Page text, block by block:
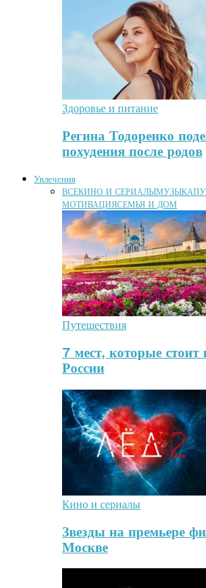
Здоровье и питание
Регина Тодоренко
похудения после родов
Увлечения
ВСЕКИНО И СЕРИАЛЫМУЗЫКА
МОТИВАЦИЯСЕМЬЯ И ДОМ
Путешествия
7 мест, которые стоит
России
Кино и сериалы
Звезды на премьере
Москве